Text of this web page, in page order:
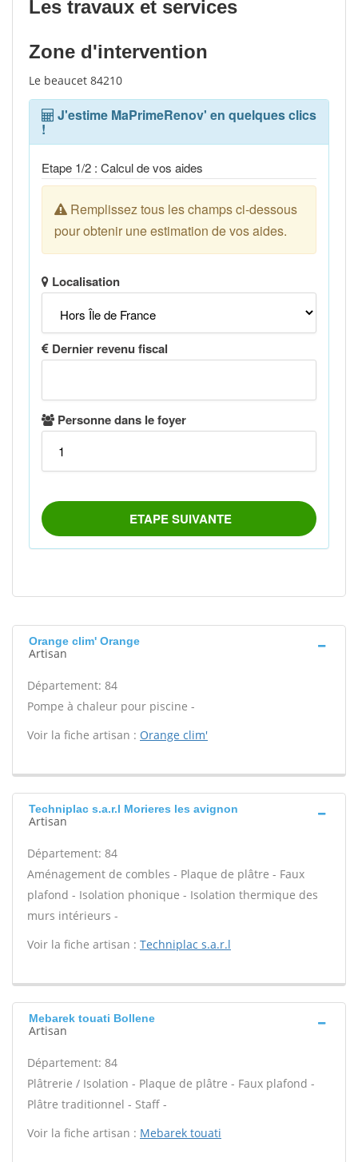
Les travaux et services
Zone d'intervention
Le beaucet 84210
Orange clim' Orange
Artisan
Département: 84
Pompe à chaleur pour piscine -
Voir la fiche artisan : Orange clim'
Techniplac s.a.r.l Morieres les avignon
Artisan
Département: 84
Aménagement de combles - Plaque de plâtre - Faux
plafond - Isolation phonique - Isolation thermique des
murs intérieurs -
Voir la fiche artisan : Techniplac s.a.r.l
Mebarek touati Bollene
Artisan
Département: 84
Plâtrerie / Isolation - Plaque de plâtre - Faux plafond -
Plâtre traditionnel - Staff -
Voir la fiche artisan : Mebarek touati